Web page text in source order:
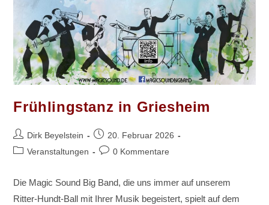
Frühlingstanz in Griesheim
Beitrags-
Autor:
Dirk Beyelstein
Beitrag
veröffentlicht:
20. Februar 2026
Beitrags-
Veranstaltungen
Beitrags-
0 Kommentare
Die Magic Sound Big Band, die uns immer auf unserem
Ritter-Hundt-Ball mit Ihrer Musik begeistert, spielt auf dem